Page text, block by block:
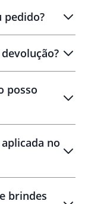
pedido?
posso
no
brindes